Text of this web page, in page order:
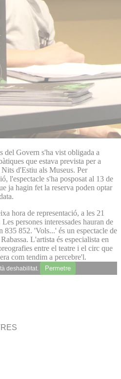
del Govern s'ha vist obligada a
que estava prevista per a
d'Estiu als Museus. Per
l'espectacle s'ha posposat al 13 de
ja hagin fet la reserva poden optar
hora de representació, a les 21
persones interessades hauran de
835 852. 'Vols...' és un espectacle de
L'artista és especialista en
entre el teatre i el circ que
com tendim a percebre'l.
deshabilitat. Permetre